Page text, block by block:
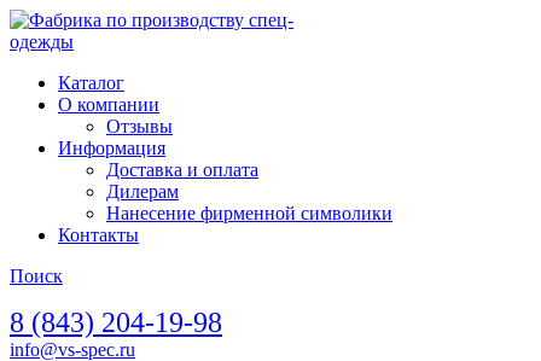
Каталог
О компании
Отзывы
Информация
Доставка и оплата
Дилерам
Нанесение фирменной символики
Контакты
Поиск
8 (843) 204-19-98
info@vs-spec.ru